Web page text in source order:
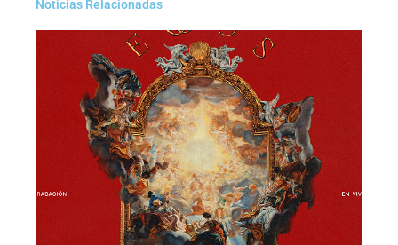
Noticias Relacionadas